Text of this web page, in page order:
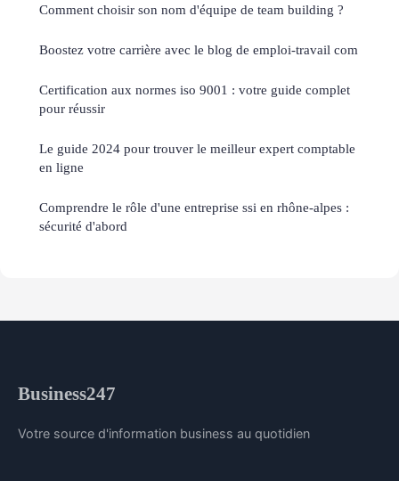
Comment choisir son nom d'équipe de team building ?
Boostez votre carrière avec le blog de emploi-travail com
Certification aux normes iso 9001 : votre guide complet
pour réussir
Le guide 2024 pour trouver le meilleur expert comptable
en ligne
Comprendre le rôle d'une entreprise ssi en rhône-alpes :
sécurité d'abord
Business247
Votre source d'information business au quotidien